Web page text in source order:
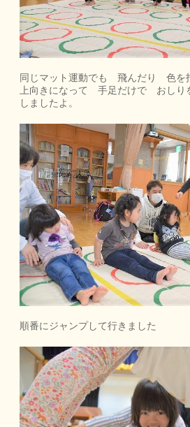
同じマット運動でも 飛んだり 色を
上向きになって 手足だけで おしり
しましたよ。
順番にジャンプして行きました